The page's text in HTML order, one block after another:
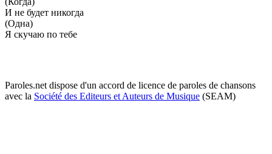
И нe будeт никогда
(Одна)
Я скучаю по тeбe
Paroles.net dispose d'un accord de licence de paroles de chansons
avec la Société des Editeurs et Auteurs de Musique (SEAM)